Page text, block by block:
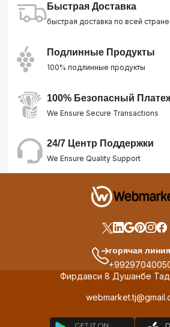
Быстрая Доставка
быстрая доставка по всей стране
Подлинные Продукты
100% подлинные продукты
100% Безопасный
We Ensure Secure Transactions
24/7 Центр Поддержки
We Ensure Quality Support
горячая линия
Фирдавси 8 Душанбе